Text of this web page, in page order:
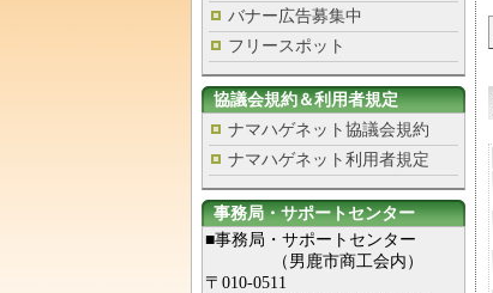
バナー広告募集中
フリースポット
協議会規約＆利用者規定
ナマハゲネット協議会規約
ナマハゲネット利用者規定
事務局・サポートセンター
■事務局・サポートセンター
（男鹿市商工会内）
〒010-0511